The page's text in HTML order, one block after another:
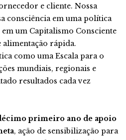
e cliente. Nossa
consciência em uma política
um Capitalismo Consciente
rápida.
como uma Escala para o
mundiais, regionais e
resultados cada vez
primeiro ano de apoio
, ação de sensibilização para